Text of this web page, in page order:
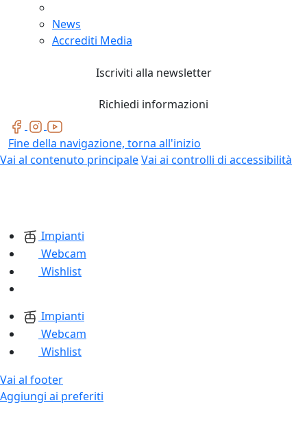
News
Accrediti Media
Iscriviti alla newsletter
Richiedi informazioni
Fine della navigazione, torna all'inizio
Vai al contenuto principaleVai ai controlli di accessibilità
Impianti
Webcam
Wishlist
Impianti
Webcam
Wishlist
Vai al footer
Aggiungi ai preferiti